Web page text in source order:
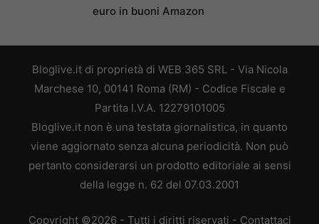
euro in buoni Amazon
Bloglive.it di proprietà di WEB 365 SRL - Via Nicola
Marchese 10, 00141 Roma (RM) - Codice Fiscale e
Partita I.V.A. 12279101005
Bloglive.it non è una testata giornalistica, in quanto
viene aggiornato senza alcuna periodicità. Non può
pertanto considerarsi un prodotto editoriale ai sensi
della legge n. 62 del 07.03.2001
Copyright ©2026 - Tutti i diritti riservati - Contattaci